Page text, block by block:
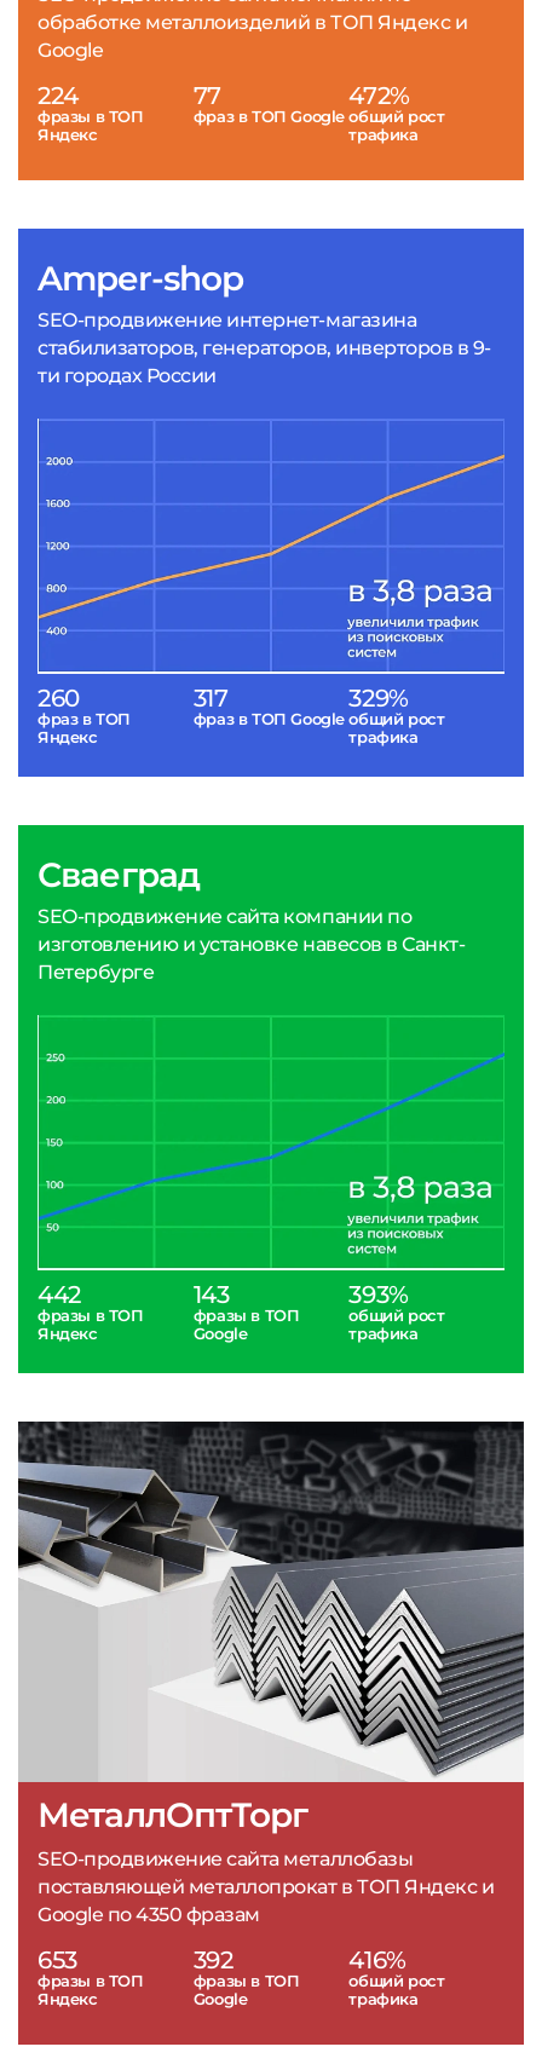
Amper-shop
SEO-продвижение интернет-магазина
стабилизаторов, генераторов, инверторов в 9-
ти городах России
260
фраз в ТОП
Яндекс
317
фраз в ТОП Google
329%
общий рост
трафика
МеталлОптТорг
SEO-продвижение сайта металлобазы
поставляющей металлопрокат в ТОП Яндекс и
Google по 4350 фразам
653
фразы в ТОП
Яндекс
392
фразы в ТОП
Google
416%
общий рост
трафика
обработке металлоизделий в ТОП Яндекс и
Google
224
фразы в ТОП
Яндекс
77
фраз в ТОП Google
472%
общий рост
трафика
Сваеград
SEO-продвижение сайта компании по
изготовлению и установке навесов в Санкт-
Петербурге
442
фразы в ТОП
Яндекс
143
фразы в ТОП
Google
393%
общий рост
трафика